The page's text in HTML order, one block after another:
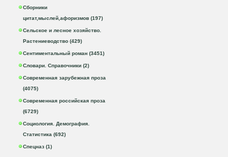
Сборники
цитат,мыслей,афоризмов (197)
Сельское и лесное хозяйство.
Растениеводство (429)
Сентиментальный роман (3451)
Словари. Справочники (2)
Современная зарубежная проза
(4075)
Современная российская проза
(6729)
Социология. Демография.
Статистика (692)
Спецназ (1)